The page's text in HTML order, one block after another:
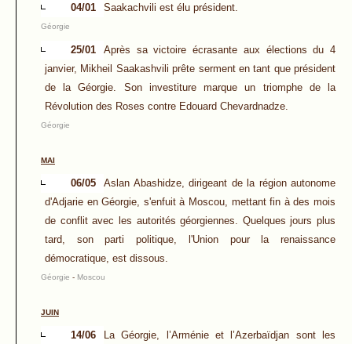
04/01 Saakachvili est élu président.
Géorgie
25/01
Après sa victoire écrasante aux élections du 4
janvier, Mikheil Saakashvili prête serment en tant que président
de la Géorgie. Son investiture marque un triomphe de la
Révolution des Roses contre Edouard Chevardnadze.
Géorgie
MAI
06/05
Aslan Abashidze, dirigeant de la région autonome
d'Adjarie en Géorgie, s'enfuit à Moscou, mettant fin à des mois
de conflit avec les autorités géorgiennes. Quelques jours plus
tard, son parti politique, l'Union pour la renaissance
démocratique, est dissous.
Géorgie - Moscou
JUIN
14/06
La Géorgie, l’Arménie et l’Azerbaïdjan sont les